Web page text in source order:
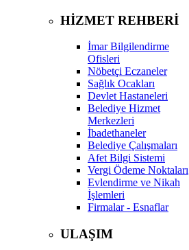
HİZMET REHBERİ
İmar Bilgilendirme
Ofisleri
Nöbetçi Eczaneler
Sağlık Ocakları
Devlet Hastaneleri
Belediye Hizmet
Merkezleri
İbadethaneler
Belediye Çalışmaları
Afet Bilgi Sistemi
Vergi Ödeme Noktaları
Evlendirme ve Nikah
İşlemleri
Firmalar - Esnaflar
ULAŞIM